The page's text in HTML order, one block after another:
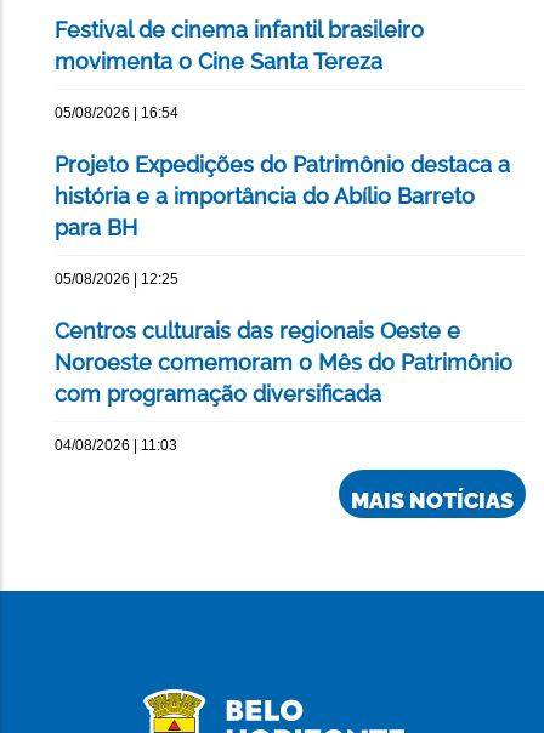
Festival de cinema infantil brasileiro
movimenta o Cine Santa Tereza
05/08/2026 | 16:54
Projeto Expedições do Patrimônio destaca a
história e a importância do Abílio Barreto
para BH
05/08/2026 | 12:25
Centros culturais das regionais Oeste e
Noroeste comemoram o Mês do Patrimônio
com programação diversificada
04/08/2026 | 11:03
MAIS NOTÍCIAS